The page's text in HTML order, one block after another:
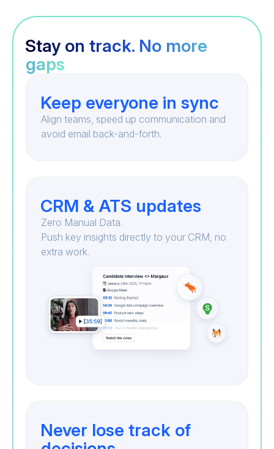
Stay on track. No more
gaps
Keep everyone in sync
Align teams, speed up communication and
avoid email back-and-forth.
CRM & ATS updates
Zero Manual Data.
Push key insights directly to your CRM, no
extra work.
Never lose track of